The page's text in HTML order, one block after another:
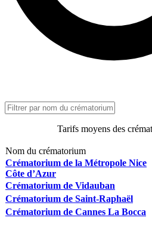
Tarifs moyens des
Nom du crématorium
Crématorium de la Métropole Nice
Côte d’Azur
Crématorium de Vidauban
Crématorium de Saint-Raphaël
Crématorium de Cannes La Bocca